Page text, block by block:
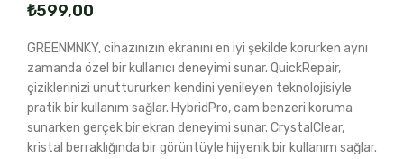
₺
GREENMNKY, cihazınızın ekranını en iyi şekilde korurken aynı
zamanda özel bir kullanıcı deneyimi sunar. QuickRepair,
çiziklerinizi unuttururken kendini yenileyen teknolojisiyle
pratik bir kullanım sağlar. HybridPro, cam benzeri koruma
sunarken gerçek bir ekran deneyimi sunar. CrystalClear,
kristal berraklığında bir görüntüyle hijyenik bir kullanım sağlar.